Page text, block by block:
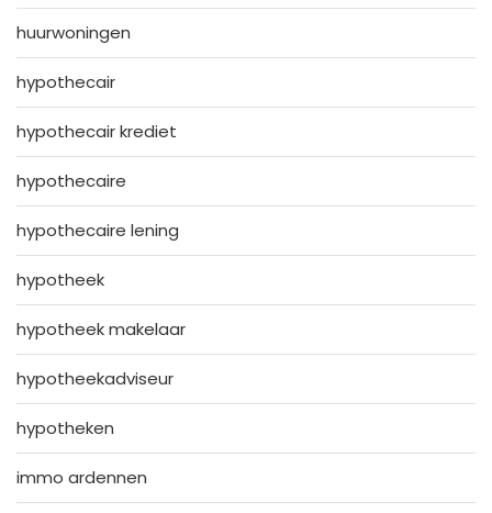
huurwoningen
hypothecair
hypothecair krediet
hypothecaire
hypothecaire lening
hypotheek
hypotheek makelaar
hypotheekadviseur
hypotheken
immo ardennen